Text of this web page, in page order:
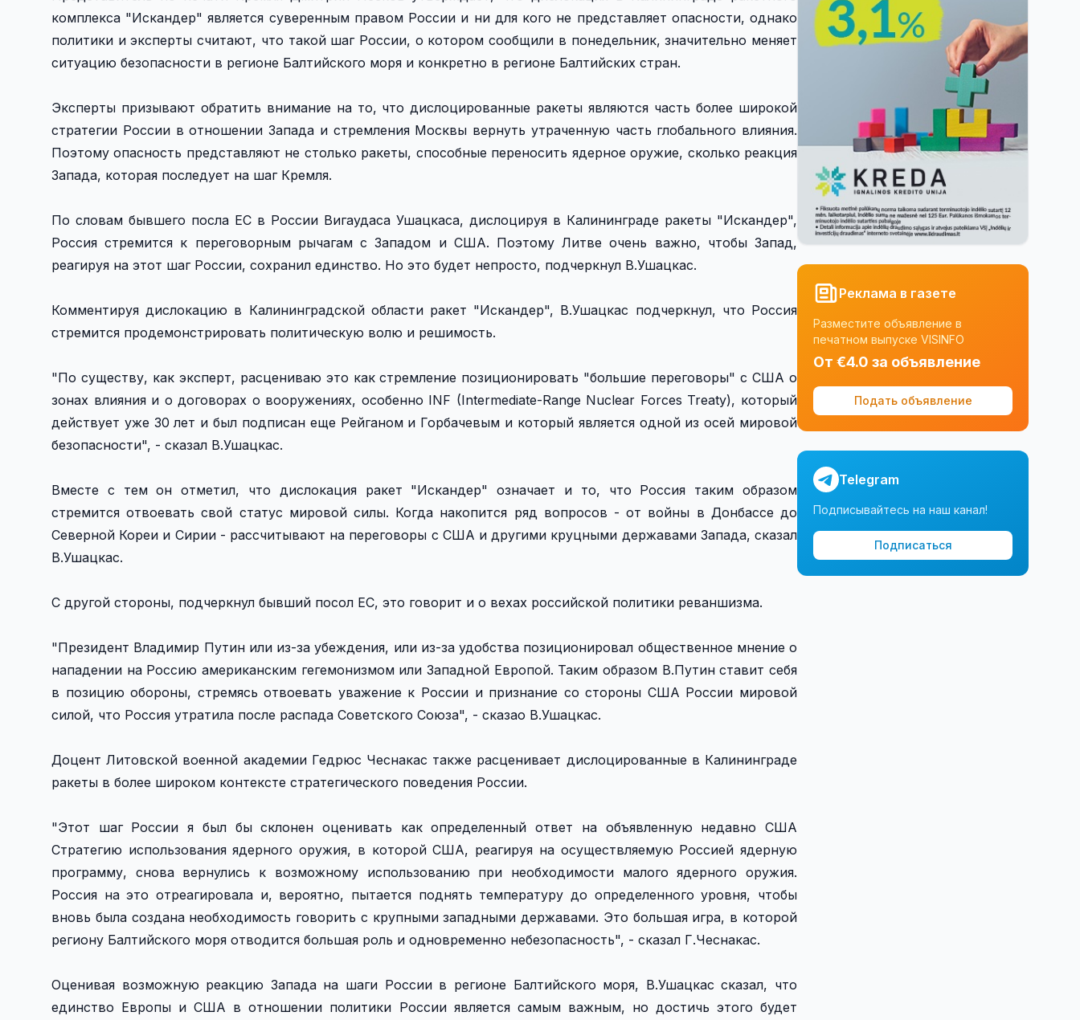
комплекса "Искандер" является суверенным правом России и ни для кого не представляет опасности, однако
политики и эксперты считают, что такой шаг России, о котором сообщили в понедельник, значительно меняет
ситуацию безопасности в регионе Балтийского моря и конкретно в регионе Балтийских стран.
Эксперты призывают обратить внимание на то, что дислоцированные ракеты являются часть более широкой
стратегии России в отношении Запада и стремления Москвы вернуть утраченную часть глобального влияния.
Поэтому опасность представляют не столько ракеты, способные переносить ядерное оружие, сколько реакция
Запада, которая последует на шаг Кремля.
По словам бывшего посла ЕС в России Вигаудаса Ушацкаса, дислоцируя в Калининграде ракеты "Искандер",
Россия стремится к переговорным рычагам с Западом и США. Поэтому Литве очень важно, чтобы Запад,
реагируя на этот шаг России, сохранил единство. Но это будет непросто, подчеркнул В.Ушацкас.
Комментируя дислокацию в Калининградской области ракет "Искандер", В.Ушацкас подчеркнул, что Россия
стремится продемонстрировать политическую волю и решимость.
"По существу, как эксперт, расцениваю это как стремление позиционировать "большие переговоры" с США о
зонах влияния и о договорах о вооружениях, особенно INF (Intermediate-Range Nuclear Forces Treaty), который
действует уже 30 лет и был подписан еще Рейганом и Горбачевым и который является одной из осей мировой
безопасности", - сказал В.Ушацкас.
Вместе с тем он отметил, что дислокация ракет "Искандер" означает и то, что Россия таким образом
стремится отвоевать свой статус мировой силы. Когда накопится ряд вопросов - от войны в Донбассе до
Северной Кореи и Сирии - рассчитывают на переговоры с США и другими круцными державами Запада, сказал
В.Ушацкас.
С другой стороны, подчеркнул бывший посол ЕС, это говорит и о вехах российской политики реваншизма.
"Президент Владимир Путин или из-за убеждения, или из-за удобства позиционировал общественное мнение о
нападении на Россию американским гегемонизмом или Западной Европой. Таким образом В.Путин ставит себя
в позицию обороны, стремясь отвоевать уважение к России и признание со стороны США России мировой
силой, что Россия утратила после распада Советского Союза", - сказао В.Ушацкас.
Доцент Литовской военной академии Гедрюс Чеснакас также расценивает дислоцированные в Калининграде
ракеты в более широком контексте стратегического поведения России.
"Этот шаг России я был бы склонен оценивать как определенный ответ на объявленную недавно США
Стратегию использования ядерного оружия, в которой США, реагируя на осуществляемую Россией ядерную
программу, снова вернулись к возможному использованию при необходимости малого ядерного оружия.
Россия на это отреагировала и, вероятно, пытается поднять температуру до определенного уровня, чтобы
вновь была создана необходимость говорить с крупными западными державами. Это большая игра, в которой
региону Балтийского моря отводится большая роль и одновременно небезопасность", - сказал Г.Чеснакас.
Оценивая возможную реакцию Запада на шаги России в регионе Балтийского моря, В.Ушацкас сказал, что
единство Европы и США в отношении политики России является самым важным, но достичь этого будет
Реклама в газете
Разместите объявление в
печатном выпуске VISINFO
От €4.0 за объявление
Подать объявление
Telegram
Подписывайтесь на наш канал!
Подписаться